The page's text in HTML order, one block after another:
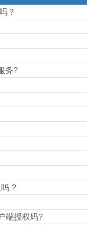
？
务?
?
端授权码?